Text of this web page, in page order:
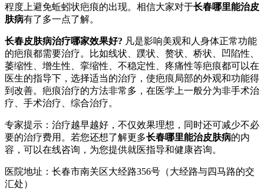
程度上避免蚯蚓状疤痕的出现。相信大家对于长春哪里能治皮
肤病有了多一点了解。
长春皮肤病治疗哪家效果好? 凡是影响美观和人身体正常功能
的疤痕都需要治疗。比如线状、蹼状、赘状、桥状、凹陷性、
萎缩性、增生性、挛缩性、不稳定性、疼痛性等疤痕都可以在
医生的指导下，选择适当的治疗，使疤痕局部的外观和功能得
到改善。疤痕治疗的方法非常多，在医学上一般分为非手术治
疗、手术治疗、综合治疗。
专家提示：治疗越早越好，不仅效果理想，同时还可减少不必
要的治疗费用。若您还想了解更多长春哪里能治皮肤病的内
容，可以在线咨询，为您提供就医指导和健康咨询。
医院地址：长春市南关区大经路356号（大经路与四马路的交
汇处）